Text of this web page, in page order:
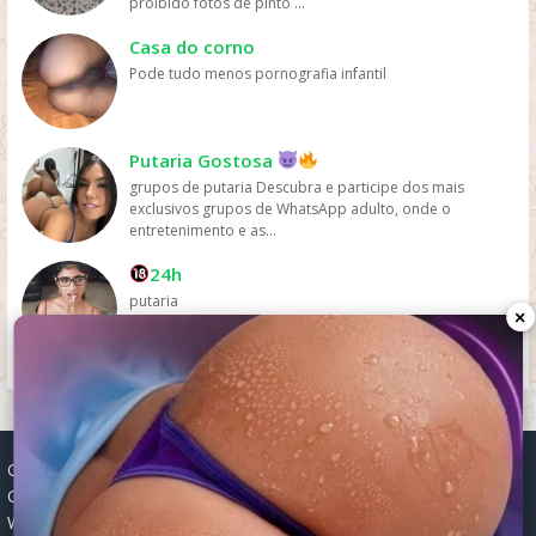
Casa do corno
Pode tudo menos pornografia infantil
Putaria Gostosa
grupos de putaria Descubra e participe dos mais
exclusivos grupos de WhatsApp adulto, onde o
entretenimento e as...
24h
putaria
Grupos WhatsApp, Links de grupos, Entrar grupos WhatsApp,
Grupos de compra e venda, Links WhatsApp atualizados, Grupos
WhatsApp 2025, Links para grupos, Participar grupos WhatsApp,
×